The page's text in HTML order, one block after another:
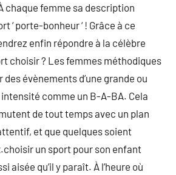
chaque femme sa description
‘ porte-bonheur ‘ ! Grâce à ce
enfin répondre à la célèbre
choisir ? Les femmes méthodiques
des évènements d’une grande ou
intensité comme un B-A-BA. Cela
de tout temps avec un plan
et que quelques soient
un sport pour son enfant
aisée qu’il y paraît. À l’heure où